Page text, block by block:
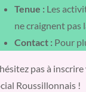
Tenue : Les
ne craignent pas
Contact : Pour
pas à
Roussillonnais !